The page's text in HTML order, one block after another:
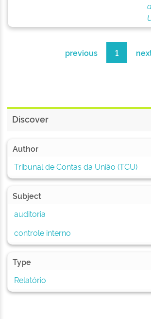
previous 1
Discover
Author
Tribunal de Contas da União (TCU)
Subject
auditoria
controle interno
Type
Relatório